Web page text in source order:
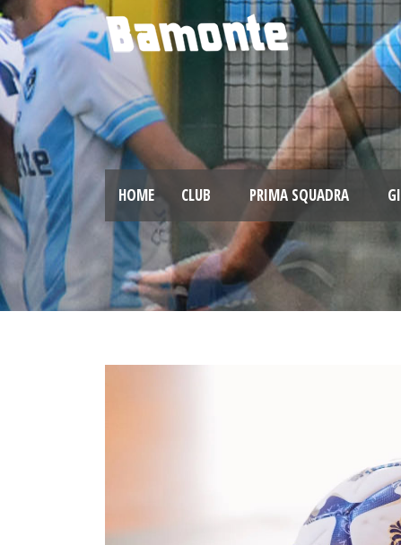
HOME CLUB PRIMA SQUADRA